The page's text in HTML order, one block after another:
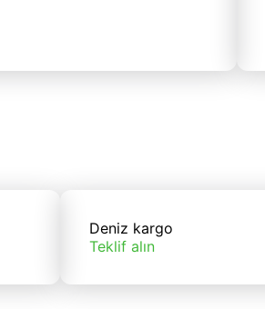
Deniz kargo
Teklif alın